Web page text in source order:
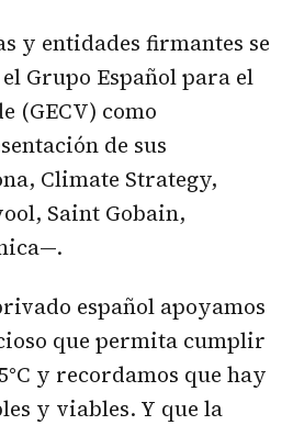
y entidades firmantes se
Grupo Español para el
(GECV) como
de sus
Climate Strategy,
Saint Gobain,
español apoyamos
que permita cumplir
y recordamos que hay
y viables. Y que la